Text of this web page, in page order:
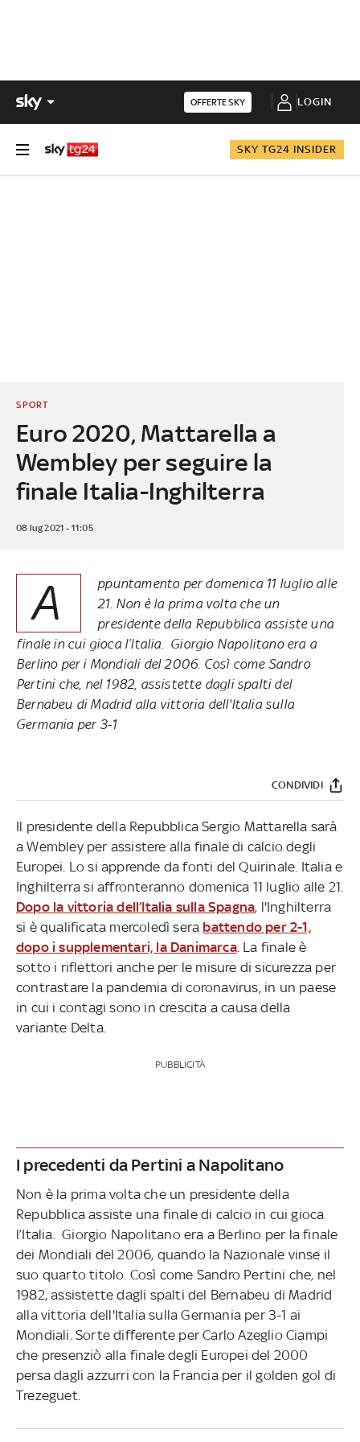
OFFERTE SKY LOGIN
SKY TG24 INSIDER
Euro 2020, Mattarella a
Wembley per seguire la
finale Italia-Inghilterra
SPORT
08 lug 2021 - 11:05
A
ppuntamento per domenica 11 luglio alle
21. Non è la prima volta che un
presidente della Repubblica assiste una
finale in cui gioca l’Italia. Giorgio Napolitano era a
Berlino per i Mondiali del 2006. Così come Sandro
Pertini che, nel 1982, assistette dagli spalti del
Bernabeu di Madrid alla vittoria dell'Italia sulla
Germania per 3-1
CONDIVIDI
Il presidente della Repubblica Sergio Mattarella sarà
a Wembley per assistere alla finale di calcio degli
Europei. Lo si apprende da fonti del Quirinale. Italia e
Inghilterra si affronteranno domenica 11 luglio alle 21.
Dopo la vittoria dell’Italia sulla Spagna, l'Inghilterra
si è qualificata mercoledì sera battendo per 2-1,
dopo i supplementari, la Danimarca. La finale è
sotto i riflettori anche per le misure di sicurezza per
contrastare la pandemia di coronavirus, in un paese
in cui i contagi sono in crescita a causa della
variante Delta.
PUBBLICITÀ
I precedenti da Pertini a Napolitano
Non è la prima volta che un presidente della
Repubblica assiste una finale di calcio in cui gioca
l’Italia. Giorgio Napolitano era a Berlino per la finale
dei Mondiali del 2006, quando la Nazionale vinse il
suo quarto titolo. Così come Sandro Pertini che, nel
1982, assistette dagli spalti del Bernabeu di Madrid
alla vittoria dell'Italia sulla Germania per 3-1 ai
Mondiali. Sorte differente per Carlo Azeglio Ciampi
che presenziò alla finale degli Europei del 2000
persa dagli azzurri con la Francia per il golden gol di
Trezeguet.